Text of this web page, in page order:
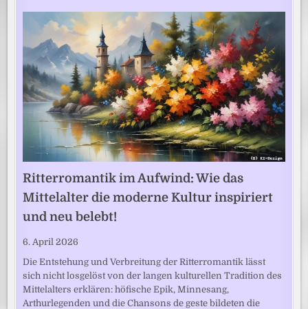
Ritterromantik im Aufwind: Wie das
Mittelalter die moderne Kultur inspiriert
und neu belebt!
6. April 2026
Die Entstehung und Verbreitung der Ritterromantik lässt
sich nicht losgelöst von der langen kulturellen Tradition des
Mittelalters erklären: höfische Epik, Minnesang,
Arthurlegenden und die Chansons de geste bildeten die